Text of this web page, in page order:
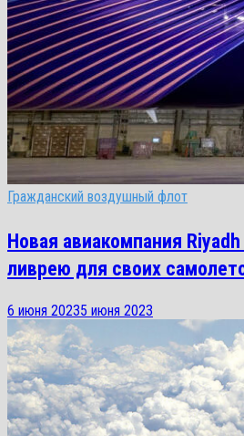
Гражданский воздушный флот
Новая авиакомпания
ливрею для своих
6 июня 20235 июня 2023